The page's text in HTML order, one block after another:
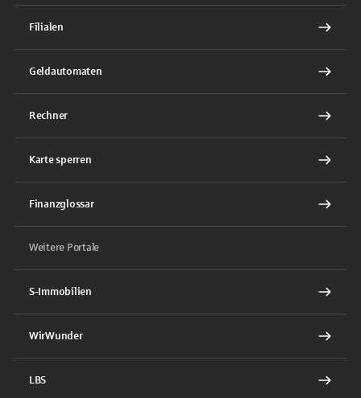
Filialen
Geldautomaten
Rechner
Karte sperren
Finanzglossar
Weitere Portale
S-Immobilien
WirWunder
LBS